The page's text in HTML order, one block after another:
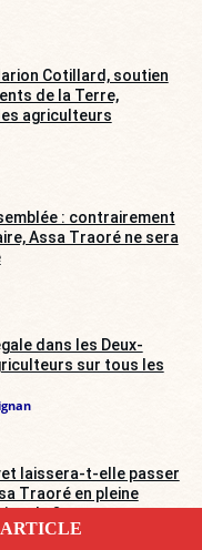
Cotillard, soutien
de la Terre,
agriculteurs
: contrairement
Assa Traoré ne sera
dans les Deux-
sur tous les
laissera-t-elle passer
Traoré en pleine
?